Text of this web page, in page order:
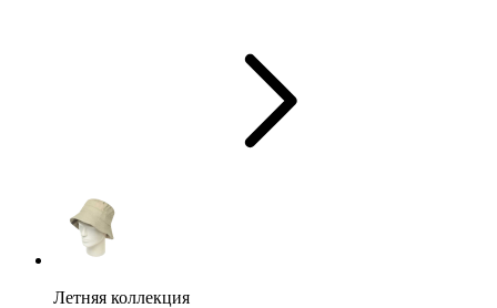
Летняя коллекция